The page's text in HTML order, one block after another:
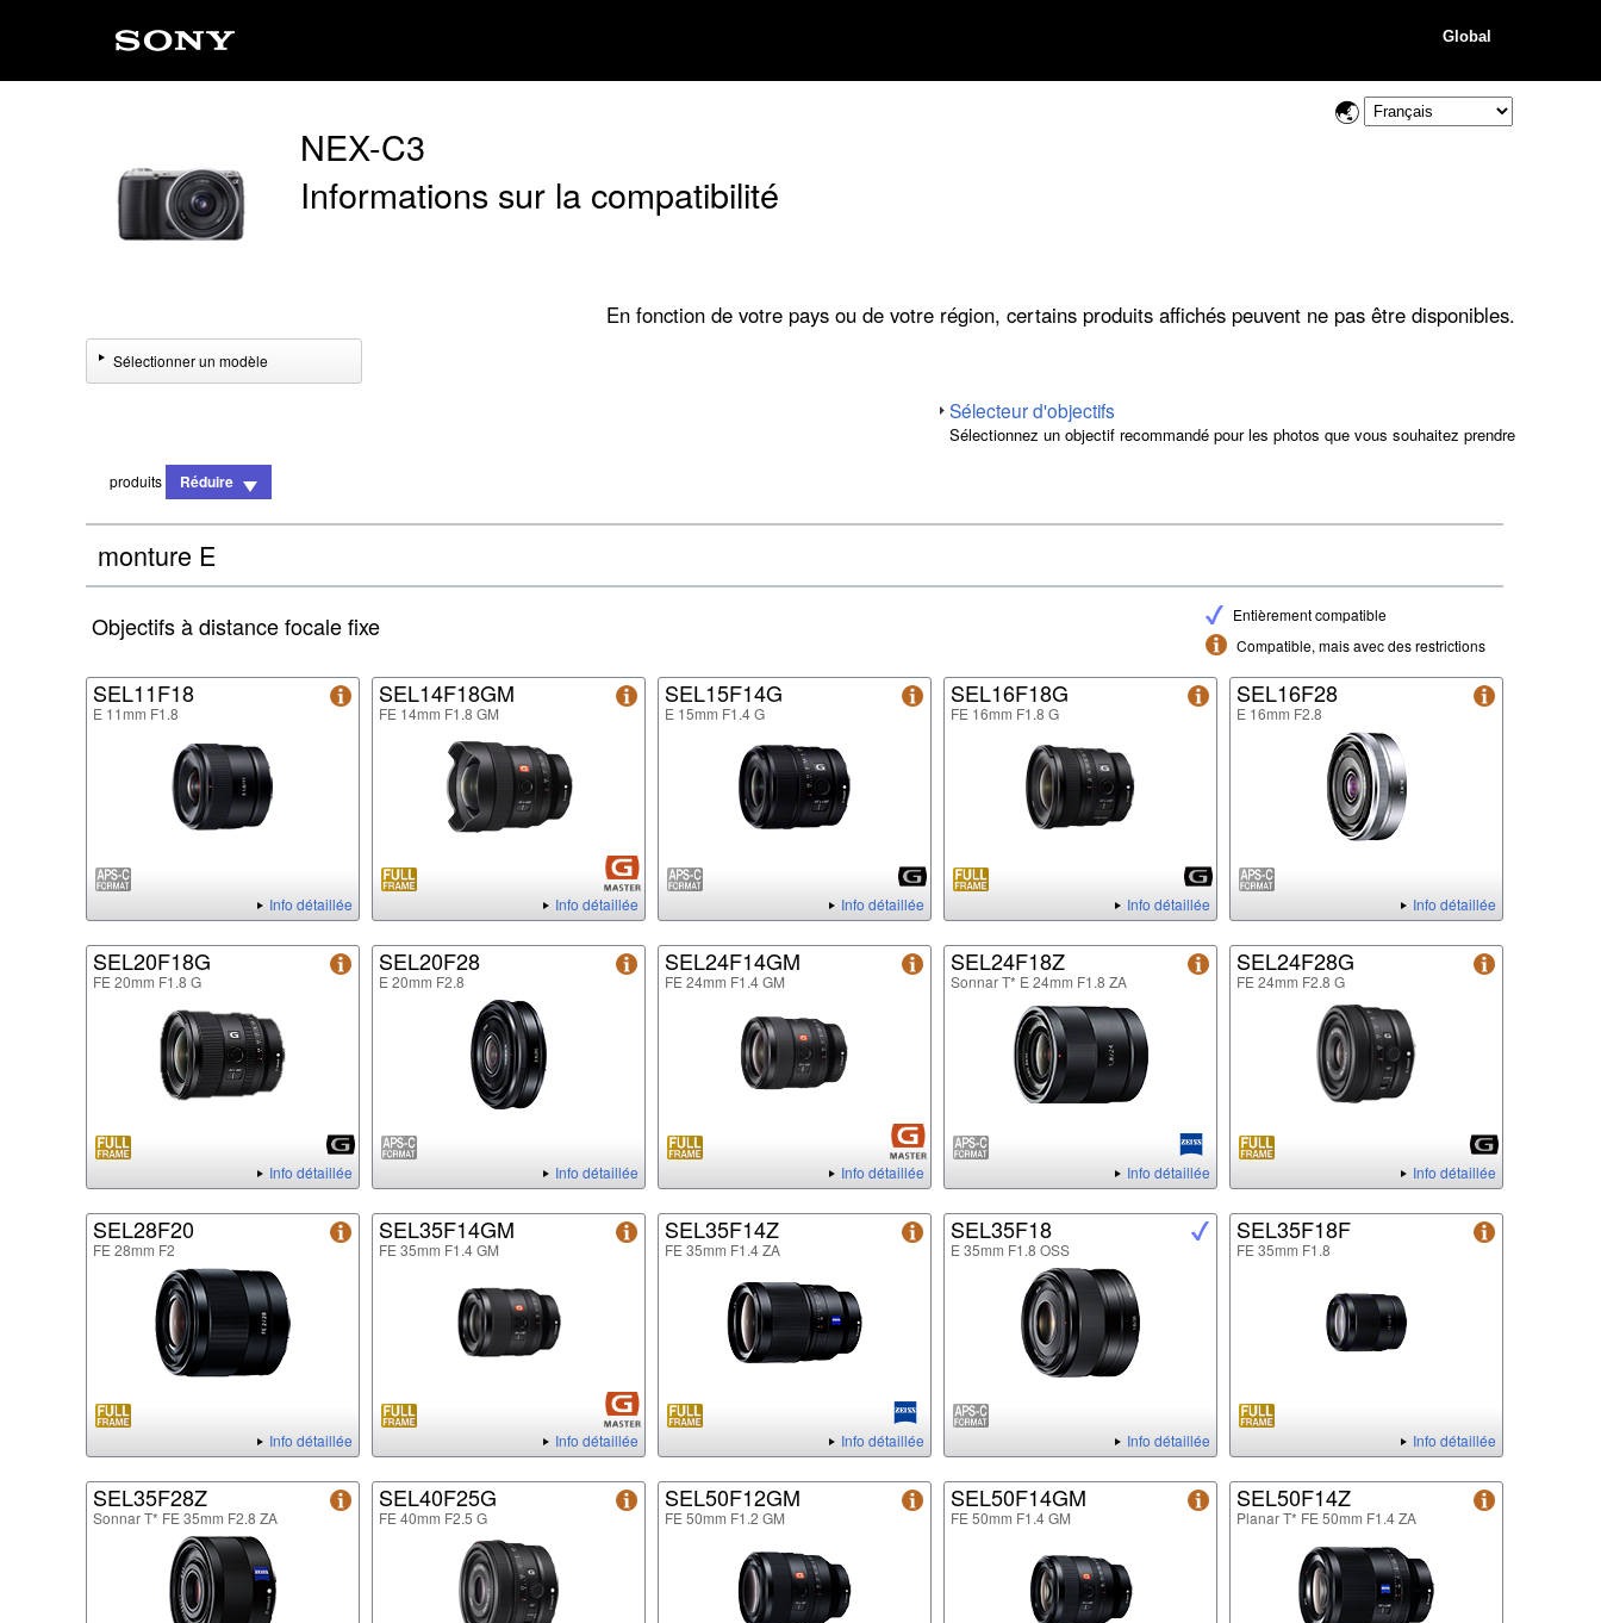
Global
NEX-C3
Informations sur la compatibilité
En fonction de votre pays ou de votre région, certains produits affichés peuvent ne pas être disponibles.
Sélectionner un modèle
Sélecteur d'objectifs
Sélectionnez un objectif recommandé pour les photos que vous souhaitez prendre
produits Réduire
monture E
Entièrement compatible
Compatible, mais avec des restrictions
Objectifs à distance focale fixe
SEL11F18
E 11mm F1.8
Info détaillée
SEL14F18GM
FE 14mm F1.8 GM
Info détaillée
SEL15F14G
E 15mm F1.4 G
Info détaillée
SEL16F18G
FE 16mm F1.8 G
Info détaillée
SEL16F28
E 16mm F2.8
Info détaillée
SEL20F18G
FE 20mm F1.8 G
Info détaillée
SEL20F28
E 20mm F2.8
Info détaillée
SEL24F14GM
FE 24mm F1.4 GM
Info détaillée
SEL24F18Z
Sonnar T* E 24mm F1.8 ZA
Info détaillée
SEL24F28G
FE 24mm F2.8 G
Info détaillée
SEL28F20
FE 28mm F2
Info détaillée
SEL35F14GM
FE 35mm F1.4 GM
Info détaillée
SEL35F14Z
FE 35mm F1.4 ZA
Info détaillée
SEL35F18
E 35mm F1.8 OSS
Info détaillée
SEL35F18F
FE 35mm F1.8
Info détaillée
SEL35F28Z
Sonnar T* FE 35mm F2.8 ZA
SEL40F25G
FE 40mm F2.5 G
SEL50F12GM
FE 50mm F1.2 GM
SEL50F14GM
FE 50mm F1.4 GM
SEL50F14Z
Planar T* FE 50mm F1.4 ZA